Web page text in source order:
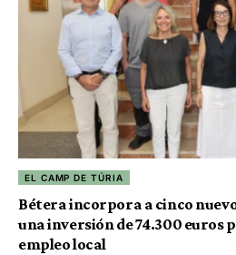
EL CAMP DE TÚRIA
Bétera incorpora a cinco
una inversión de 74.300 euros
empleo local